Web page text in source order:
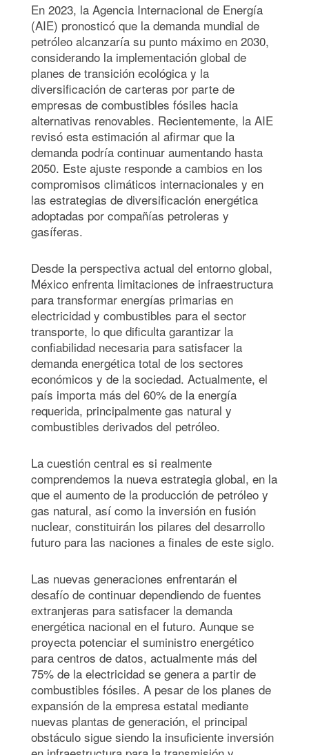
En 2023, la Agencia Internacional de Energía
(AIE) pronosticó que la demanda mundial de
petróleo alcanzaría su punto máximo en 2030,
considerando la implementación global de
planes de transición ecológica y la
diversificación de carteras por parte de
empresas de combustibles fósiles hacia
alternativas renovables. Recientemente, la AIE
revisó esta estimación al afirmar que la
demanda podría continuar aumentando hasta
2050. Este ajuste responde a cambios en los
compromisos climáticos internacionales y en
las estrategias de diversificación energética
adoptadas por compañías petroleras y
gasíferas.
Desde la perspectiva actual del entorno global,
México enfrenta limitaciones de infraestructura
para transformar energías primarias en
electricidad y combustibles para el sector
transporte, lo que dificulta garantizar la
confiabilidad necesaria para satisfacer la
demanda energética total de los sectores
económicos y de la sociedad. Actualmente, el
país importa más del 60% de la energía
requerida, principalmente gas natural y
combustibles derivados del petróleo.
La cuestión central es si realmente
comprendemos la nueva estrategia global, en la
que el aumento de la producción de petróleo y
gas natural, así como la inversión en fusión
nuclear, constituirán los pilares del desarrollo
futuro para las naciones a finales de este siglo.
Las nuevas generaciones enfrentarán el
desafío de continuar dependiendo de fuentes
extranjeras para satisfacer la demanda
energética nacional en el futuro. Aunque se
proyecta potenciar el suministro energético
para centros de datos, actualmente más del
75% de la electricidad se genera a partir de
combustibles fósiles. A pesar de los planes de
expansión de la empresa estatal mediante
nuevas plantas de generación, el principal
obstáculo sigue siendo la insuficiente inversión